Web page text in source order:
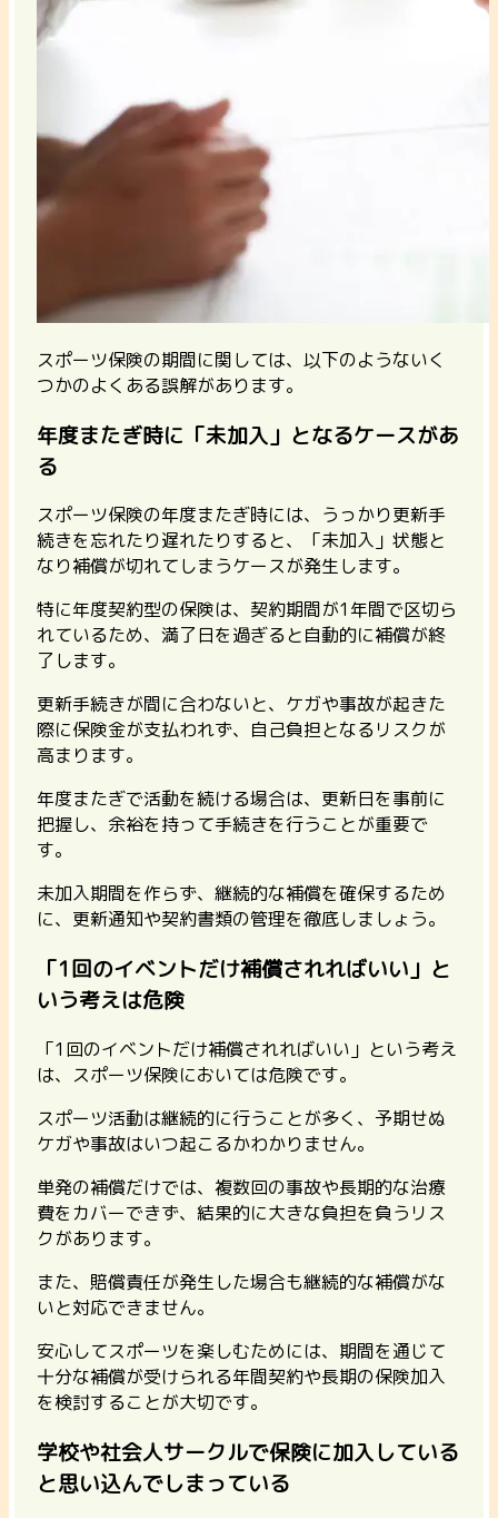
スポーツ保険の期間に関しては、以下のようないく
つかのよくある誤解があります。
年度またぎ時に「未加入」となるケースがあ
る
スポーツ保険の年度またぎ時には、うっかり更新手
続きを忘れたり遅れたりすると、「未加入」状態と
なり補償が切れてしまうケースが発生します。
特に年度契約型の保険は、契約期間が1年間で区切ら
れているため、満了日を過ぎると自動的に補償が終
了します。
更新手続きが間に合わないと、ケガや事故が起きた
際に保険金が支払われず、自己負担となるリスクが
高まります。
年度またぎで活動を続ける場合は、更新日を事前に
把握し、余裕を持って手続きを行うことが重要で
す。
未加入期間を作らず、継続的な補償を確保するため
に、更新通知や契約書類の管理を徹底しましょう。
「1回のイベントだけ補償されればいい」と
いう考えは危険
「1回のイベントだけ補償されればいい」という考え
は、スポーツ保険においては危険です。
スポーツ活動は継続的に行うことが多く、予期せぬ
ケガや事故はいつ起こるかわかりません。
単発の補償だけでは、複数回の事故や長期的な治療
費をカバーできず、結果的に大きな負担を負うリス
クがあります。
また、賠償責任が発生した場合も継続的な補償がな
いと対応できません。
安心してスポーツを楽しむためには、期間を通じて
十分な補償が受けられる年間契約や長期の保険加入
を検討することが大切です。
学校や社会人サークルで保険に加入している
と思い込んでしまっている